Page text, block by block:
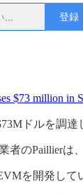
登録
$73 million in
ドルを調達
者のPaillierは
を開発して